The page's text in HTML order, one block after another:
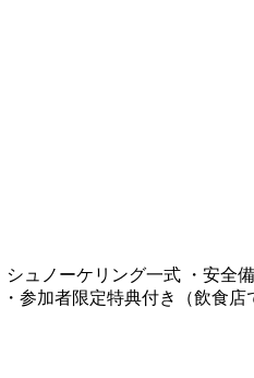
シュノーケリング一式 ・安
参加者限定特典付き（飲食店